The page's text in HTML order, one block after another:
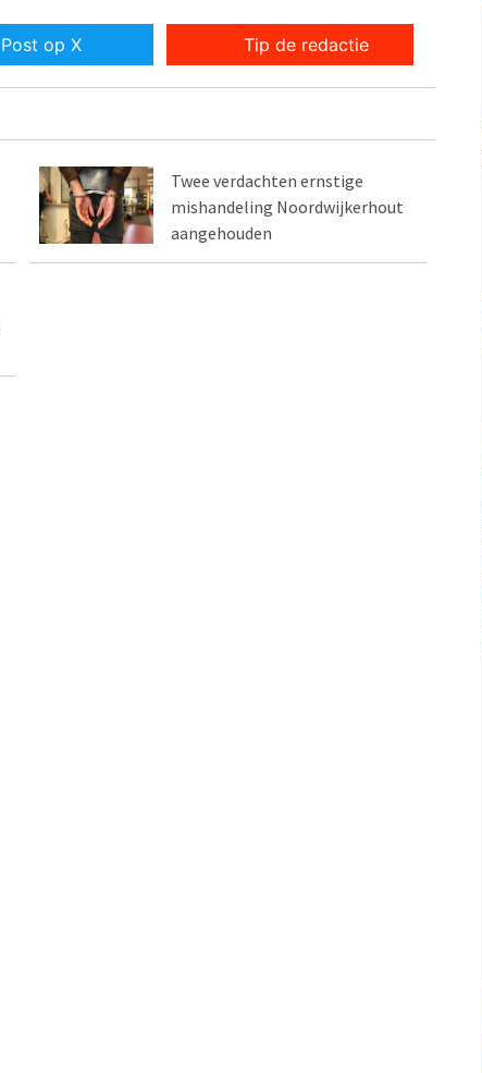
Post op X Tip de redactie
Twee verdachten ernstige
mishandeling Noordwijkerhout
aangehouden